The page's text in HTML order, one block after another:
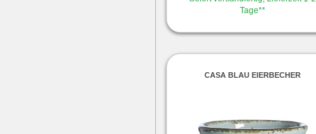
Tage**
CASA BLAU EIERBECHER